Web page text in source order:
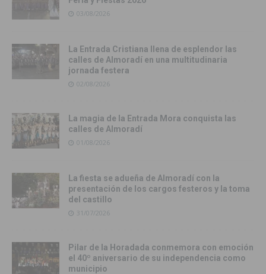
03/08/2026
La Entrada Cristiana llena de esplendor las
calles de Almoradí en una multitudinaria
jornada festera
02/08/2026
La magia de la Entrada Mora conquista las
calles de Almoradí
01/08/2026
La fiesta se adueña de Almoradí con la
presentación de los cargos festeros y la toma
del castillo
31/07/2026
Pilar de la Horadada conmemora con emoción
el 40º aniversario de su independencia como
municipio